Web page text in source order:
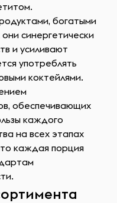
богатыми
синергетически
и усиливают
употреблять
коктейлями.
обеспечивающих
каждого
на всех этапах
каждая порция